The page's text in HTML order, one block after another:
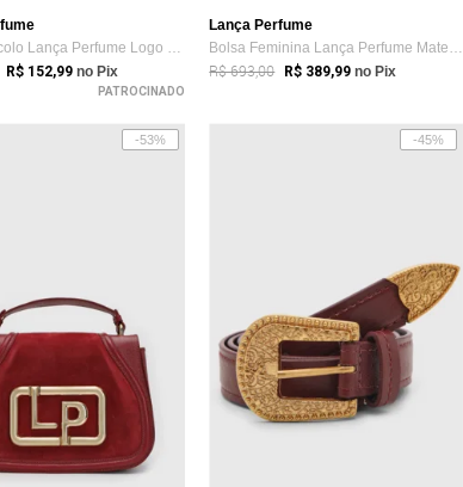
Bolsa Tiracolo Lança Perfume Logo Metali...
R$ 152,99 no Pix
PATROCINADO
Lança Perfume
Bolsa Feminina Lança Perfume Matelassê Vinho
R$ 693,00 R$ 389,99 no Pix
-53% -45%